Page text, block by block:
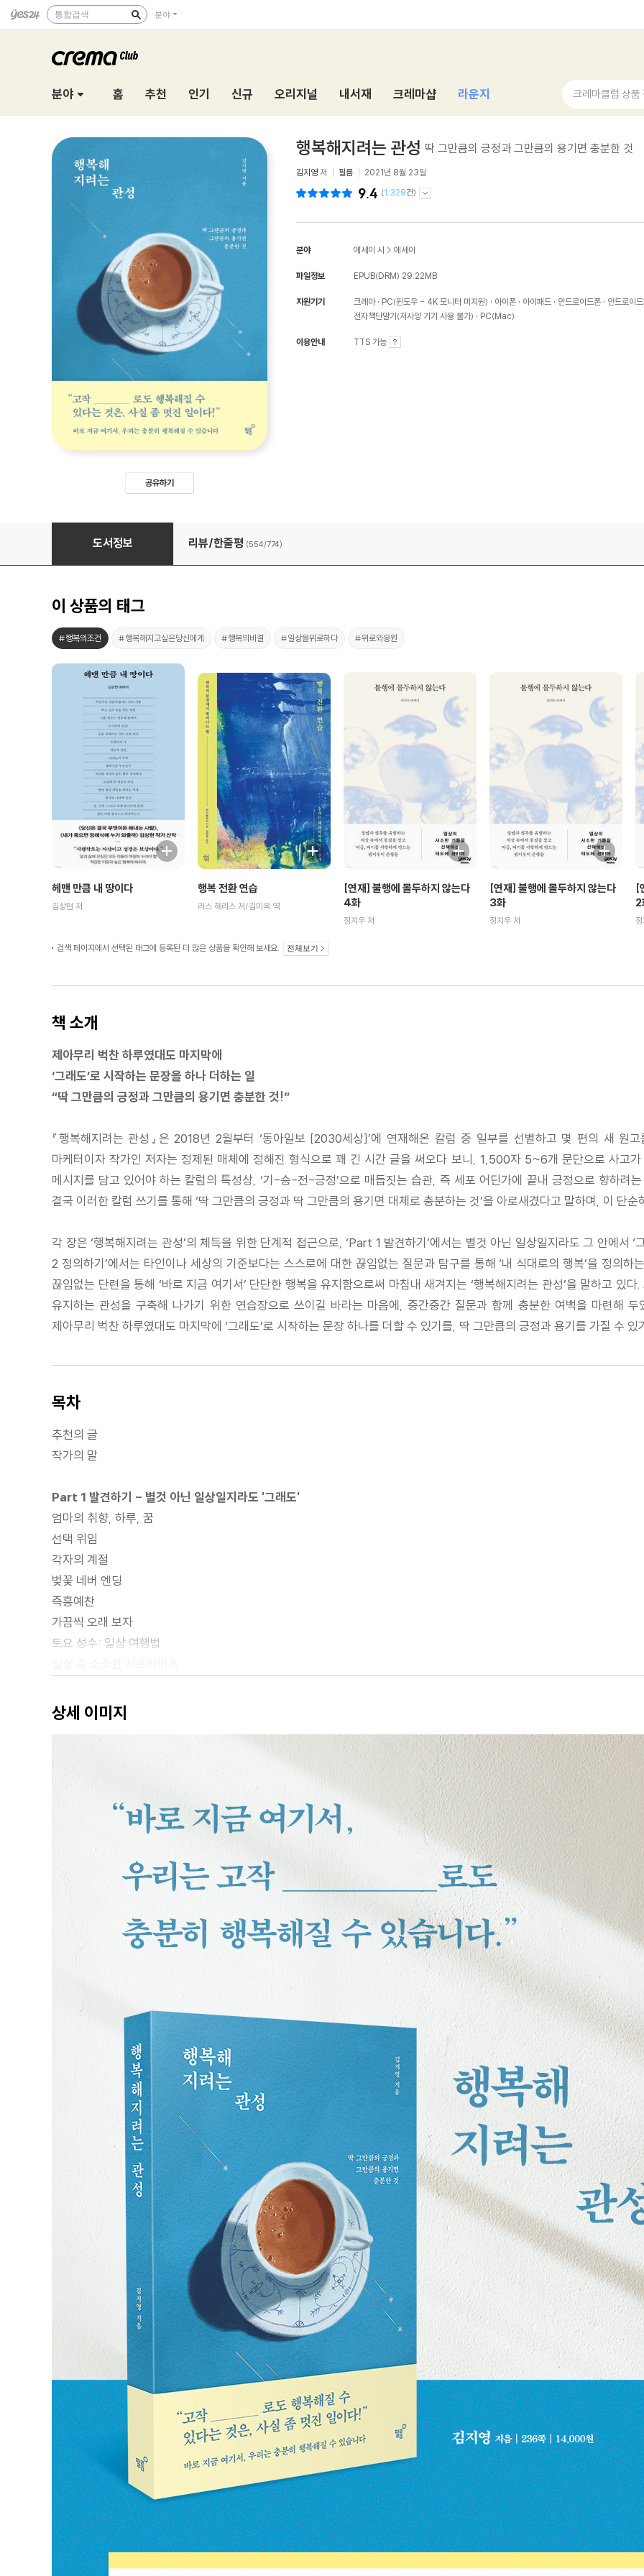
통합검색 분야
분야 홈 추천 인기 신규 오리지널 내서재 크레마샵 라운지 크레마클럽 상품
공유하기
행복해지려는 관성 딱 그만큼의 긍정과 그만큼의 용기면 충분한 것
김지영 저 필름 2021년 8월 23일
9.4 (1,328건)
분야 에세이 시 > 에세이
파일정보 EPUB(DRM) 29.22MB
지원기기 크레마 PC(윈도우 - 4K 모니터 미지원) 아이폰 아이패드 안드로이드폰
안드로이
전자책단말기(저사양 기기 사용 불가)
PC(Mac)
이용안내 TTS 가능
행복해지려는 관성
도서정보 리뷰/한줄평 (554/774)
이 상품의 태그
#행복의조건 #행복해지고싶은당신에게 #행복의비결 #일상을위로하다 #위로와응원
헤맨 만큼 내 땅이다
김상현 저
행복 전환 연습
러스 해리스 저/김미옥 역
[연재] 불행에 몰두하지 않는다
4화
정지우 저
[연재] 불행에 몰두하지 않는다
3화
정지우 저
[
2
검색 페이지에서 선택된 태그에 등록된 더 많은 상품을 확인해 보세요. 전체보기
책 소개
제아무리 벅찬 하루였대도 마지막에
‘그래도’로 시작하는 문장을 하나 더하는 일
“딱 그만큼의 긍정과 그만큼의 용기면 충분한 것!”
『행복해지려는 관성』은 2018년 2월부터 ‘동아일보 [2030세상]’에 연재해온 칼럼 중 일부를 선별하고 몇 편의 새 원
마케터이자 작가인 저자는 정제된 매체에 정해진 형식으로 꽤 긴 시간 글을 써오다 보니, 1,500자 5~6개 문단으로 사고
메시지를 담고 있어야 하는 칼럼의 특성상, ‘기-승-전-긍정’으로 매듭짓는 습관, 즉 세포 어딘가에 끝내 긍정으로 향하려
결국 이러한 칼럼 쓰기를 통해 ‘딱 그만큼의 긍정과 딱 그만큼의 용기면 대체로 충분하는 것’을 아로새겼다고 말하며, 이 단
각 장은 ‘행복해지려는 관성’의 체득을 위한 단계적 접근으로, ‘Part 1 발견하기’에서는 별것 아닌 일상일지라도 그 안에서
2 정의하기’에서는 타인이나 세상의 기준보다는 스스로에 대한 끊임없는 질문과 탐구를 통해 ‘내 식대로의 행복’을 정의
끊임없는 단련을 통해 ‘바로 지금 여기서’ 단단한 행복을 유지함으로써 마침내 새겨지는 ‘행복해지려는 관성’을 말하고 있
유지하는 관성을 구축해 나가기 위한 연습장으로 쓰이길 바라는 마음에, 중간중간 질문과 함께 충분한 여백을 마련해
제아무리 벅찬 하루였대도 마지막에 ‘그래도’로 시작하는 문장 하나를 더할 수 있기를, 딱 그만큼의 긍정과 용기를 가질 수 있
목차
추천의 글
작가의 말
Part 1 발견하기 - 별것 아닌 일상일지라도 '그래도'
엄마의 취향, 하루, 꿈
선택 위임
각자의 계절
벚꽃 네버 엔딩
즉흥예찬
가끔씩 오래 보자
토요 성수: 일상 여행법
To send, or not to send?
막상 해 보니 ‘별거’인 것들
시간에도 여백이 필요하다
있는 그대로의 내 얼굴을 사랑하는 법
추억에 안부를 묻는다
타인의 공간
어차피 헤어질 거라면
다시 쓰는 백문백답
당신을 정의하시오 (*200자 이내)
그 많던 꿈들은 어디로 갔을까
MBTI 지표 너머 필요한 것은
힙하지 않아도 괜찮아
혼밥은 죄가 없다
퇴사하면 행복할까
한 우물만 파야 할까
30대의 하루는 40대의 4.3일
그냥 내일 뛰면 안 되는 걸까
여행조차 잘해야 할까
임아, 갠지스를 건너시오
히말라야에서 만난 태초의 행복
Part 3 유지하기 - 바로 지금 여기서 행복할 것
칼럼을 쓴다는 것
버리기가 주는 위안
당신의 일상을 바로잡는 힘
달리기의 맛
달리기의 맛, 그 후
기록 병 환자의 고백
루틴의 힘
가을 경주, 작은 사치
바로 지금 여기
나의 첫 ‘혼소주’
서로에게 귀한 여행자이고 싶다
슬픔의 연대
상세 이미지